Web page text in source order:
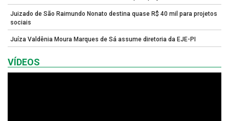
Juizado de São Raimundo Nonato destina quase R$ 40 mil para projetos
sociais
Juíza Valdênia Moura Marques de Sá assume diretoria da EJE-PI
VÍDEOS